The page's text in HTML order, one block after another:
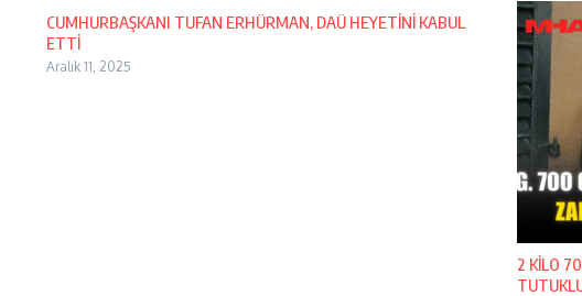
CUMHURBAŞKANI TUFAN ERHÜRMAN, DAÜ HEYETİNİ KABUL
ETTİ
Aralık 11, 2025
2 KİLO